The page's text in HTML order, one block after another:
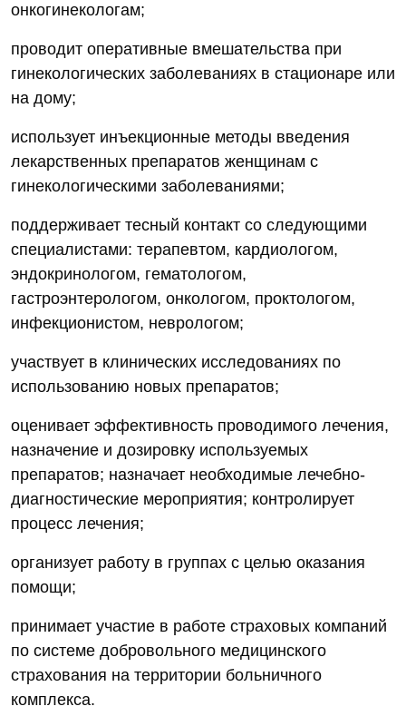
онкогинекологам;
проводит оперативные вмешательства при
гинекологических заболеваниях в стационаре или
на дому;
использует инъекционные методы введения
лекарственных препаратов женщинам с
гинекологическими заболеваниями;
поддерживает тесный контакт со следующими
специалистами: терапевтом, кардиологом,
эндокринологом, гематологом,
гастроэнтерологом, онкологом, проктологом,
инфекционистом, неврологом;
участвует в клинических исследованиях по
использованию новых препаратов;
оценивает эффективность проводимого лечения,
назначение и дозировку используемых
препаратов; назначает необходимые лечебно-
диагностические мероприятия; контролирует
процесс лечения;
организует работу в группах с целью оказания
помощи;
принимает участие в работе страховых компаний
по системе добровольного медицинского
страхования на территории больничного
комплекса.